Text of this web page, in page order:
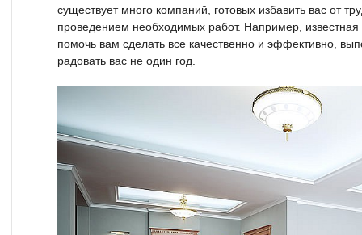
существует много компаний, готовых избавить вас от
проведением необходимых работ. Например,
помочь вам сделать все качественно и эффективно,
радовать вас не один год.